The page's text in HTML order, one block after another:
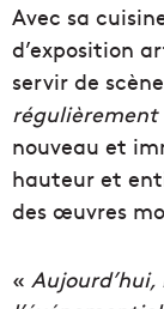
Avec sa
d’exposition
servir de
régulièrement
nouveau et
hauteur et
des œuvres
«